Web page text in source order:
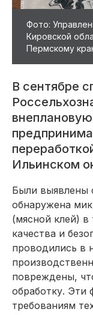
Фото:
Кировской
Пермскому
В сентябре
Ильинском
Были выявлены
обнаружена
(мясной клей)
качества и
проводились в
повреждены,
обработку. Эти
требованиям